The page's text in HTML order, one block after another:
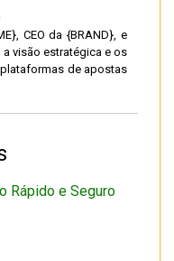
CEO da {BRAND}, e
visão estratégica e os
de apostas
Rápido e Seguro